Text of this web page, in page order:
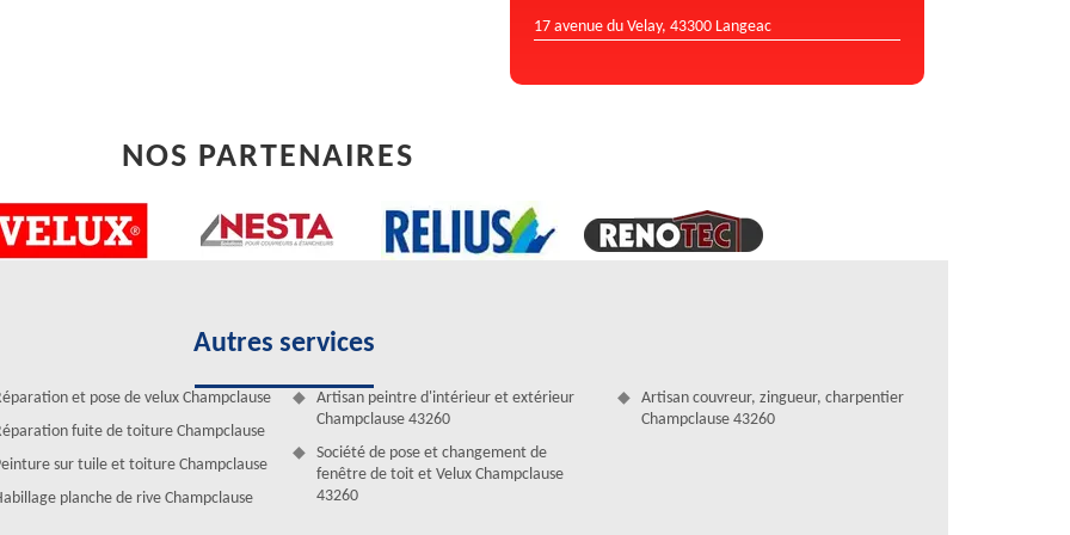
sur 43260 sont disponibles à tout moment pour vous venir
donné que de la satisfaction à nos clients. La gouttière est plus
pour laquelle nous travaillons avec des couvreurs diplômés et
changer ou poser tous types de gouttières.
à Champclause
17 avenue du Velay, 43300 Langeac
NOS PARTENAIRES
Autres services
et pose de velux Champclause
fuite de toiture Champclause
sur tuile et toiture Champclause
planche de rive Champclause
Artisan peintre d'intérieur et extérieur
Champclause 43260
Société de pose et changement de
fenêtre de toit et Velux Champclause
43260
Artisan couvreur, zingueur, charpentier
Champclause 43260